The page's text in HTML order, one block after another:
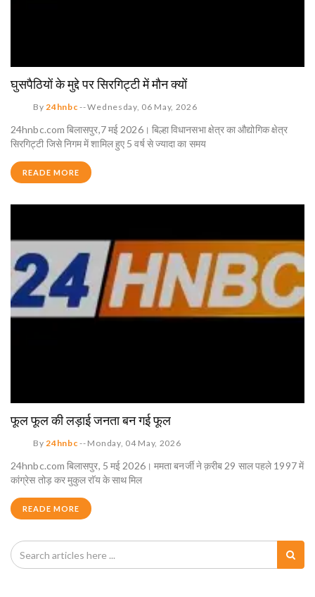
घुसपैठियों के मुद्दे पर सिरगिट्टी में मौन क्यों
By24hnbc --Wednesday, 06 May, 2026
24hnbc.com बिलासपुर,7 मई 2026। बिल्हा विधानसभा क्षेत्र का औद्योगिक क्षेत्र
सिरगिट्टी जिसे निगम में शामिल हुए 5 वर्ष से ज्यादा का समय
READE MORE
फूल फूल की लड़ाई जनता बन गई फूल
By24hnbc -- Monday, 04 May, 2026
24hnbc.com बिलासपुर, 5 मई 2026। ममता बनर्जी ने क़रीब 29 साल पहले 1997 में
कांग्रेस तोड़ कर मुकुल राॅय के साथ मिल
READE MORE